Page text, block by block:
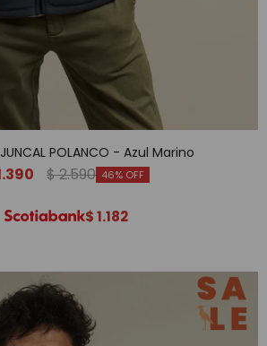
POLANCO - Azul Marino
$2.590 46
$1.182